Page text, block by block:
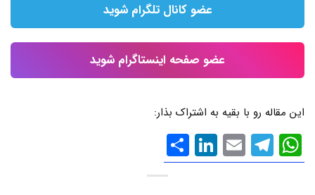
عضو کانال تلگرام شوید
عضو صفحه اینستاگرام شوید
این مقاله رو با بقیه به اشتراک بذار:
WhatsApp
Telegram
Email
LinkedIn
گذاری